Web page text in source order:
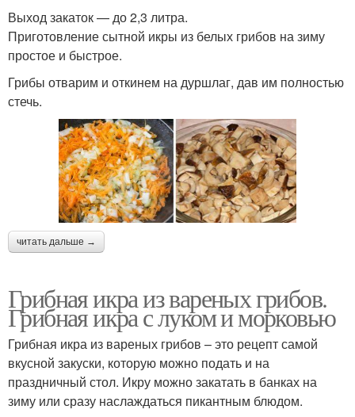
Выход закаток — до 2,3 литра.
Приготовление сытной икры из белых грибов на зиму
простое и быстрое.
Грибы отварим и откинем на дуршлаг, дав им полностью
стечь.
читать дальше →
Грибная икра из вареных грибов.
Грибная икра с луком и морковью
Грибная икра из вареных грибов – это рецепт самой
вкусной закуски, которую можно подать и на
праздничный стол. Икру можно закатать в банках на
зиму или сразу наслаждаться пикантным блюдом.